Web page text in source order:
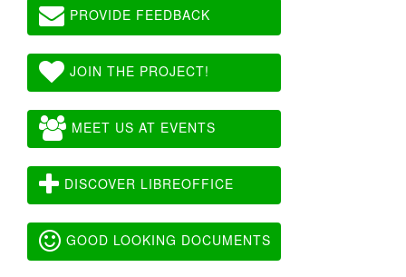
PROVIDE FEEDBACK
JOIN THE PROJECT!
MEET US AT EVENTS
DISCOVER LIBREOFFICE
GOOD LOOKING DOCUMENTS